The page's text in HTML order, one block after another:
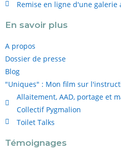
Remise en ligne d'une galerie
En savoir plus
A propos
Dossier de presse
Blog
"Uniques" : Mon film sur
Allaitement, AAD, portage et
Collectif Pygmalion
Toilet Talks
Témoignages